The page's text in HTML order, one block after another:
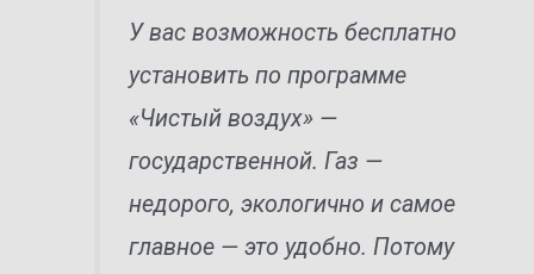
У вас возможность бесплатно
установить по программе
«Чистый воздух» —
государственной. Газ —
недорого, экологично и самое
главное — это удобно. Потому